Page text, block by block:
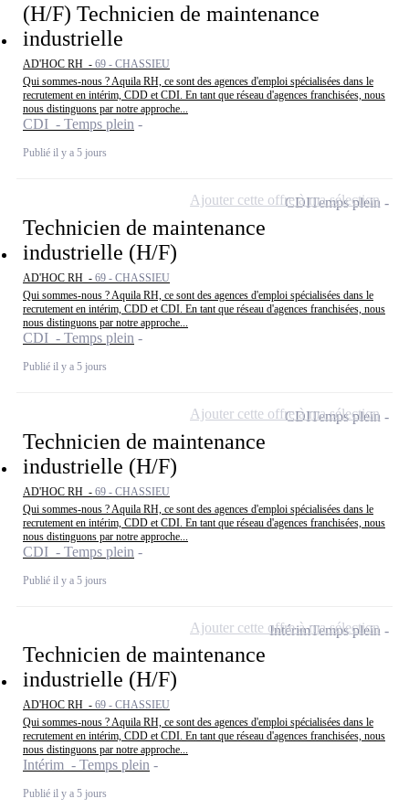
(H/F) Technicien de maintenance
industrielle
AD'HOC RH - 69 - CHASSIEU
Qui sommes-nous ? Aquila RH, ce sont des agences d'emploi spécialisées dans le
recrutement en intérim, CDD et CDI. En tant que réseau d'agences franchisées, nous
nous distinguons par notre approche...
CDI - Temps plein
Publié il y a 5 jours
Technicien de maintenance
industrielle (H/F)
AD'HOC RH - 69 - CHASSIEU
Qui sommes-nous ? Aquila RH, ce sont des agences d'emploi spécialisées dans le
recrutement en intérim, CDD et CDI. En tant que réseau d'agences franchisées, nous
nous distinguons par notre approche...
CDI - Temps plein
Publié il y a 5 jours
CDITemps plein
Ajouter cette offre à ma sélection
Technicien de maintenance
industrielle (H/F)
AD'HOC RH - 69 - CHASSIEU
Qui sommes-nous ? Aquila RH, ce sont des agences d'emploi spécialisées dans le
recrutement en intérim, CDD et CDI. En tant que réseau d'agences franchisées, nous
nous distinguons par notre approche...
CDI - Temps plein
Publié il y a 5 jours
CDITemps plein
Ajouter cette offre à ma sélection
Technicien de maintenance
industrielle (H/F)
AD'HOC RH - 69 - CHASSIEU
Qui sommes-nous ? Aquila RH, ce sont des agences d'emploi spécialisées dans le
recrutement en intérim, CDD et CDI. En tant que réseau d'agences franchisées, nous
nous distinguons par notre approche...
Intérim - Temps plein
Publié il y a 5 jours
IntérimTemps plein
Ajouter cette offre à ma sélection